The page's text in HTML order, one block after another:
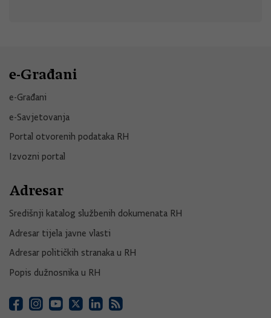
e-Građani
e-Građani
e-Savjetovanja
Portal otvorenih podataka RH
Izvozni portal
Adresar
Središnji katalog službenih dokumenata RH
Adresar tijela javne vlasti
Adresar političkih stranaka u RH
Popis dužnosnika u RH